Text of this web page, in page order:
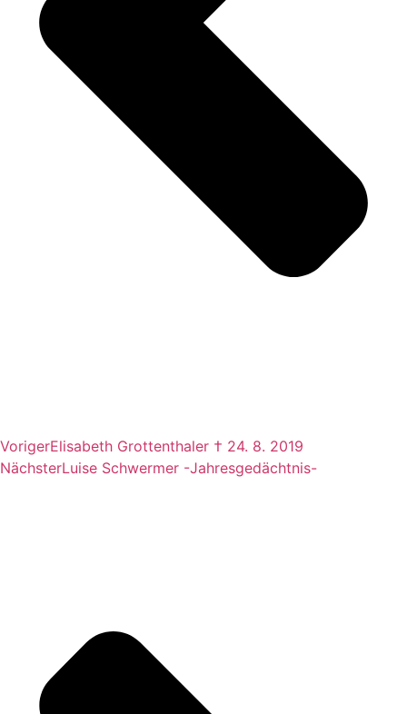
VorigerElisabeth Grottenthaler † 24. 8. 2019
NächsterLuise Schwermer -Jahresgedächtnis-